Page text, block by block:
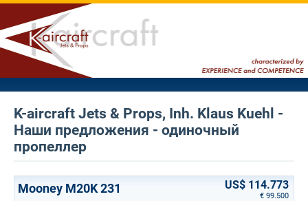
K-aircraft Jets & Props, Inh. Klaus Kuehl -
Наши предложения - одиночный
пропеллер
Mooney M20K 231 US$ 114.773
€ 99.500